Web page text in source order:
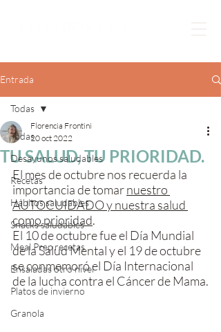
Entrada
Todas
Desayunos saludables
Recetas
Hábitos saludables
Snacks saludables
Meal Prep recetas
Ensaladas otro nivel
Platos de invierno
Granola
Todas
TU SALUD, TU PRIORIDAD.
Florencia Frontini
20 oct 2022
El mes de octubre nos recuerda la
importancia de tomar nuestro
AUTOCUIDADO y nuestra salud
como prioridad.
El 10 de octubre fue el Día Mundial
de la Salud Mental y el 19 de octubre
se conmemoró el Día Internacional
de la lucha contra el Cáncer de Mama.